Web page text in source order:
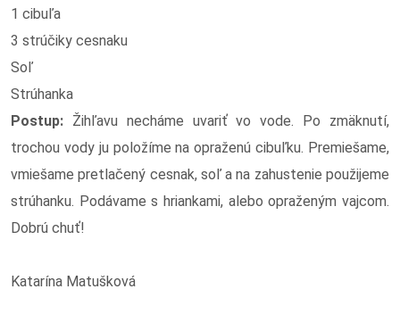
1 cibuľa
3 strúčiky cesnaku
Soľ
Strúhanka
Postup: Žihľavu necháme uvariť vo vode. Po zmäknutí,
trochou vody ju položíme na opraženú cibuľku. Premiešame,
vmiešame pretlačený cesnak, soľ a na zahustenie použijeme
strúhanku. Podávame s hriankami, alebo opraženým vajcom.
Dobrú chuť!
Katarína Matušková